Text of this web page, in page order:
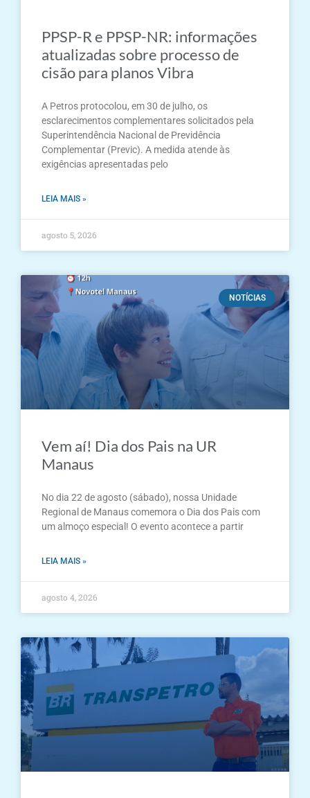
PPSP-R e PPSP-NR: informações
atualizadas sobre processo de
cisão para planos Vibra
A Petros protocolou, em 30 de julho, os
esclarecimentos complementares solicitados pela
Superintendência Nacional de Previdência
Complementar (Previc). A medida atende às
exigências apresentadas pelo
LEIA MAIS »
agosto 5, 2026
NOTÍCIAS
Vem aí! Dia dos Pais na UR
Manaus
No dia 22 de agosto (sábado), nossa Unidade
Regional de Manaus comemora o Dia dos Pais com
um almoço especial! O evento acontece a partir
LEIA MAIS »
agosto 4, 2026